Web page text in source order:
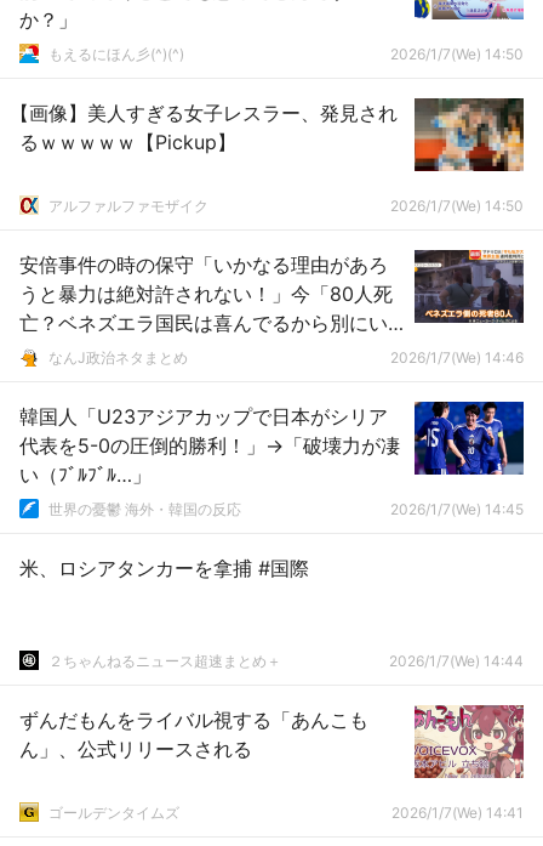
か？」
もえるにほん彡(^)(^) 2026/1/7(We) 14:50
【画像】美人すぎる女子レスラー、発見され
るｗｗｗｗｗ【Pickup】
アルファルファモザイク 2026/1/7(We) 14:50
安倍事件の時の保守「いかなる理由があろ
うと暴力は絶対許されない！」今「80人死
亡？ベネズエラ国民は喜んでるから別にい
いじゃん」
なんJ政治ネタまとめ 2026/1/7(We) 14:46
韓国人「U23アジアカップで日本がシリア
代表を5-0の圧倒的勝利！」→「破壊力が凄
い（ﾌﾞﾙﾌﾞﾙ…」
世界の憂鬱 海外・韓国の反応 2026/1/7(We) 14:45
米、ロシアタンカーを拿捕 #国際
２ちゃんねるニュース超速まとめ＋ 2026/1/7(We) 14:44
ずんだもんをライバル視する「あんこも
ん」、公式リリースされる
ゴールデンタイムズ 2026/1/7(We) 14:41